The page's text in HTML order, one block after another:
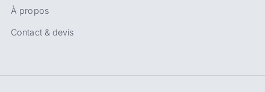
À propos
Contact & devis